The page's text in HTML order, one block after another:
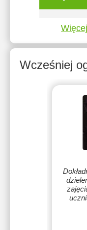
Wcześniej